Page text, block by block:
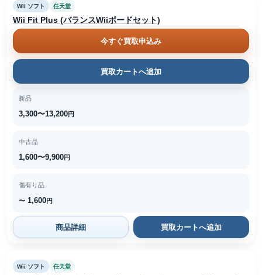
Wii ソフト 任天堂
Wii Fit Plus (バランスWiiボードセット)
今すぐ買取申込み
買取カートへ追加
新品
3,300〜13,200円
中古品
1,600〜9,900円
傷有り品
〜 1,600円
商品詳細 買取カートへ追加
Wii ソフト 任天堂